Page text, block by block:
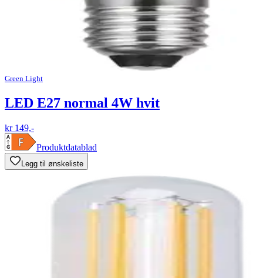
Green Light
LED E27 normal 4W hvit
kr 149,-
Produktdatablad
Legg til ønskeliste